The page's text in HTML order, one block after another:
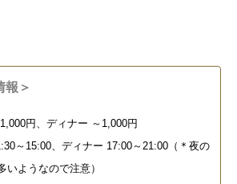
報＞
円、ディナー ～1,000円
～15:00、ディナー 17:00～21:00（＊夜の
いようなので注意）